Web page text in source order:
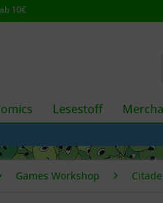
10€
Lesestoff
Games Workshop